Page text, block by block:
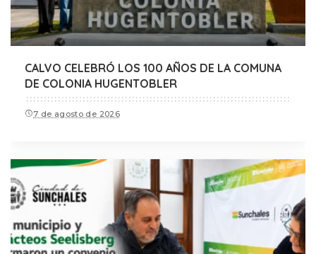
CALVO CELEBRÓ LOS 100 AÑOS DE LA COMUNA
DE COLONIA HUGENTOBLER
7 de agosto de 2026